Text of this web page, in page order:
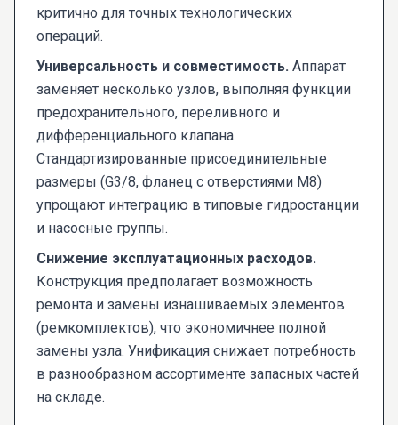
критично для точных технологических
операций.
Универсальность и совместимость. Аппарат
заменяет несколько узлов, выполняя функции
предохранительного, переливного и
дифференциального клапана.
Стандартизированные присоединительные
размеры (G3/8, фланец с отверстиями М8)
упрощают интеграцию в типовые гидростанции
и насосные группы.
Снижение эксплуатационных расходов.
Конструкция предполагает возможность
ремонта и замены изнашиваемых элементов
(ремкомплектов), что экономичнее полной
замены узла. Унификация снижает потребность
в разнообразном ассортименте запасных частей
на складе.